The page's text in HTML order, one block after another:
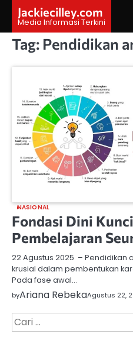
content
Jackiecilley.com
Media Informasi Terkini
Tag: Pendidikan
NASIONAL
Fondasi Dini
Pembelajaran
22 Agustus 2025 – Pendidikan
krusial dalam pembentukan
Pada fase awal…
byAriana RebekaAgustus 22,
Cari
untuk: